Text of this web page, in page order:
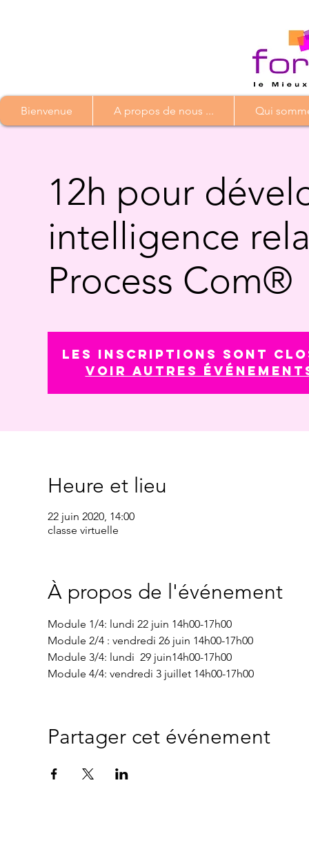
Bienvenue A propos de nous ... Qui
12h pour
intelligence
Process Com®
Les inscriptions sont
Voir autres
Heure et lieu
22 juin 2020, 14:00
classe virtuelle
À propos de l'événement
Module 1/4: lundi 22 juin 14h00-17h00
Module 2/4 : vendredi 26 juin 14h00-17h00
Module 3/4: lundi  29 juin14h00-17h00
Module 4/4: vendredi 3 juillet 14h00-17h00
Partager cet événement